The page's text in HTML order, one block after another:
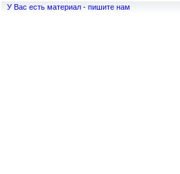
У Вас есть материал - пишите нам